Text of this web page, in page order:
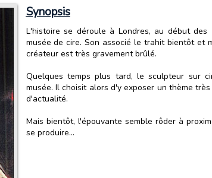
Synopsis
L'histoire se déroule à Londres, au début
musée de cire. Son associé le trahit bientôt et
créateur est très gravement brûlé.
Quelques temps plus tard, le sculpteur sur
musée. Il choisit alors d'y exposer un thème
d'actualité.
Mais bientôt, l'épouvante semble rôder à
se produire...